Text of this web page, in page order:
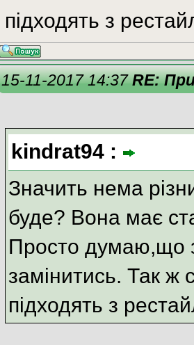
підходять з
15-11-2017 14:37RE:
kindrat94 :
Значить нема
буде? Вона має
Просто думаю,що
замінитись. Так ж
підходять з